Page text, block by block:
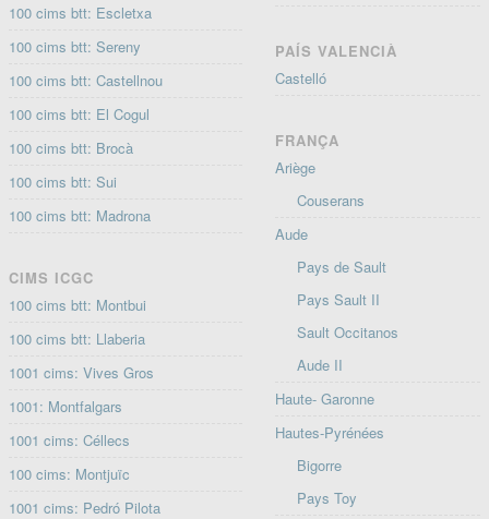
100 cims btt: Escletxa
100 cims btt: Sereny
100 cims btt: Castellnou
100 cims btt: El Cogul
100 cims btt: Brocà
100 cims btt: Sui
100 cims btt: Madrona
CIMS ICGC
100 cims btt: Montbui
100 cims btt: Llaberia
1001 cims: Vives Gros
1001: Montfalgars
1001 cims: Céllecs
100 cims: Montjuïc
1001 cims: Pedró Pilota
PAÍS VALENCIÀ
Castelló
FRANÇA
Ariège
Couserans
Aude
Pays de Sault
Pays Sault II
Sault Occitanos
Aude II
Haute- Garonne
Hautes-Pyrénées
Bigorre
Pays Toy